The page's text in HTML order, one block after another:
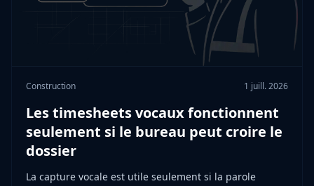
Construction 1 juill. 2026
Les timesheets vocaux fonctionnent
seulement si le bureau peut croire le
dossier
La capture vocale est utile seulement si la parole